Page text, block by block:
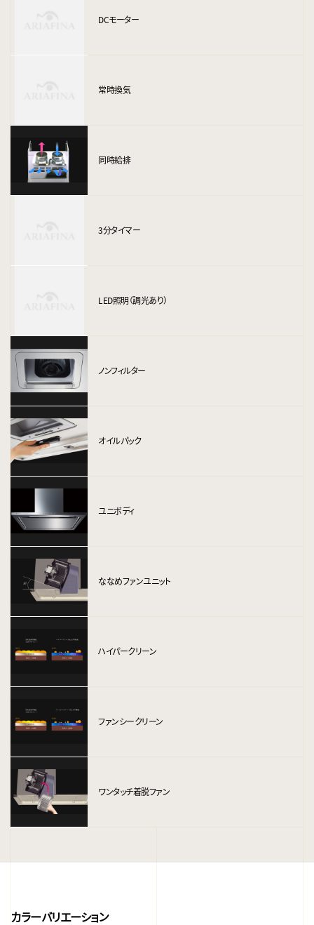
DCモーター
常時換気
同時給排
3分タイマー
LED照明（調光あり）
ノンフィルター
オイルパック
ユニボディ
ななめファンユニット
ハイパークリーン
ファンシークリーン
ワンタッチ着脱ファン
カラーバリエーション